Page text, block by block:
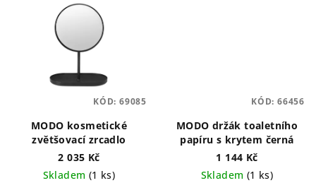
MODO kosmetické
zvětšovací zrcadlo
2 035 Kč
Skladem (1 ks)
KÓD: 69085
MODO držák toaletního
papíru s krytem černá
1 144 Kč
Skladem (1 ks)
KÓD: 66456